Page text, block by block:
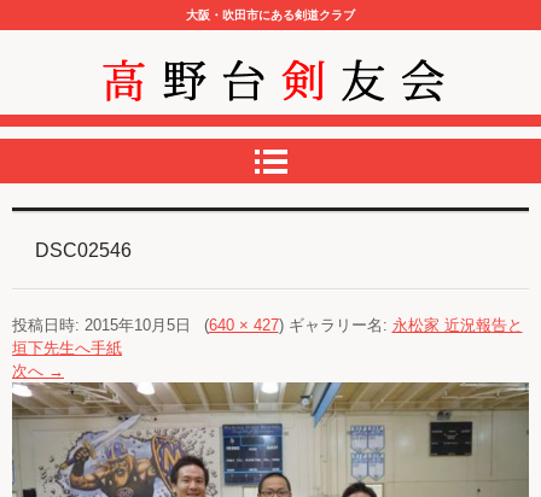
高野台剣友会
大阪・吹田市にある剣道クラブ
DSC02546
投稿日時: 2015年10月5日 (640 × 427) ギャラリー名: 永松家 近況報告と
垣下先生へ手紙
次へ →